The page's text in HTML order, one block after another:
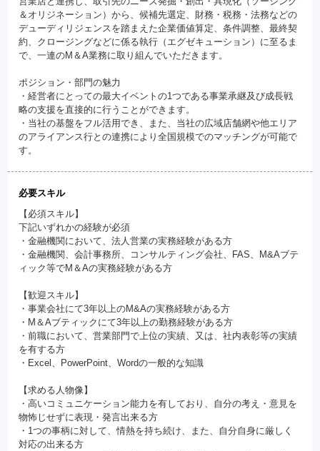
＆オリジネーション）から、候補先選定、財務・税務・法務などの
デューディリジェンスを踏まえた企業価値算定、条件調整、最終契
約、クロージングなどに係る執行（エグゼキューション）に至るま
で、一連のM＆A業務に取り組んでいただきます。
ポジション・部門の魅力
・経営者にとっての最大イベントの1つである事業承継及び成長戦
略の支援を直接的に行うことができます。
・当社の基盤をフル活用でき、また、当社の広域店舗網や他エリア
のアライアンス行との連携により全国規模でのマッチングが可能で
す。
必要スキル
【必須スキル】
下記いずれかの経験が必須
・金融機関において、法人営業の実務経験がある方
・金融機関、会計事務所、コンサルティング会社、FAS、M&Aブテ
ィック等でM＆Aの実務経験がある方
【歓迎スキル】
・事業会社にて3年以上のM&Aの実務経験がある方
・M＆Aブティックにて3年以上の勤務経験がある方
・前職において、営業部門で上位の実績、又は、社内表彰等の実績
を有する方
・Excel、PowerPoint、Wordの一般的な知識
【求める人物像】
・高いコミュニケーション能力を有しており、自分の考え・意見を
物怖じせずに表現・発言出来る方
・1つの事柄に対して、情熱を持ち続け、また、自分自身に厳しく
対応の出来る方